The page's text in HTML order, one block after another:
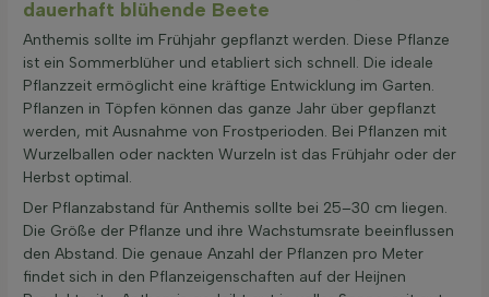
dauerhaft blühende Beete
Anthemis sollte im Frühjahr gepflanzt werden. Diese Pflanze
ist ein Sommerblüher und etabliert sich schnell. Die ideale
Pflanzzeit ermöglicht eine kräftige Entwicklung im Garten.
Pflanzen in Töpfen können das ganze Jahr über gepflanzt
werden, mit Ausnahme von Frostperioden. Bei Pflanzen mit
Wurzelballen oder nackten Wurzeln ist das Frühjahr oder der
Herbst optimal.
Der Pflanzabstand für Anthemis sollte bei 25–30 cm liegen.
Die Größe der Pflanze und ihre Wachstumsrate beeinflussen
den Abstand. Die genaue Anzahl der Pflanzen pro Meter
findet sich in den Pflanzeigenschaften auf der Heijnen